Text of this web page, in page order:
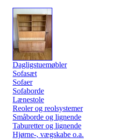
Dagligstuemøbler
Sofasæt
Sofaer
Sofaborde
Lænestole
Reoler og reolsystemer
Småborde og lignende
Taburetter og lignende
Hjørne-, vægskabe o.a.